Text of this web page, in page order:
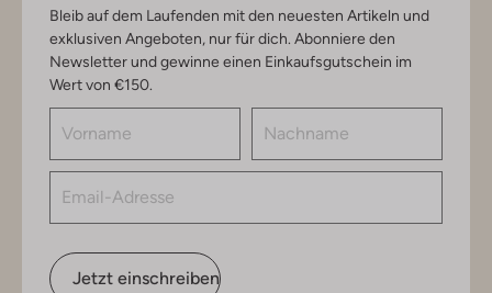
Bleib auf dem Laufenden mit den neuesten Artikeln und
exklusiven Angeboten, nur für dich. Abonniere den
Newsletter und gewinne einen Einkaufsgutschein im
Wert von €150.
Jetzt einschreiben